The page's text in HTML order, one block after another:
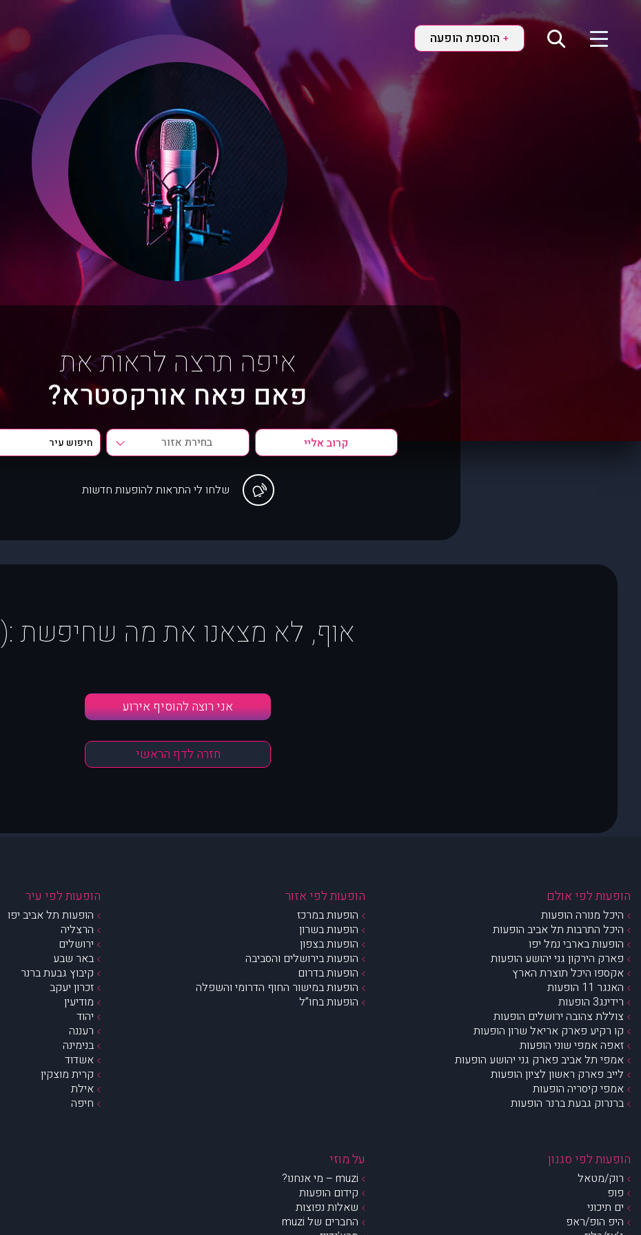
+ הוספת הופעה
איפה תרצה לראות את
פאם פאח אורקסטרא?
בחירת אזור
שלחו לי התראות להופעות חדשות
אוף, לא מצאנו את מה שחיפשת :(
אני רוצה להוסיף אירוע
חזרה לדף הראשי
הופעות לפי אולם
היכל מנורה הופעות
היכל התרבות תל אביב הופעות
הופעות בארבי נמל יפו
פארק הירקון גני יהושע הופעות
אקספו היכל תוצרת הארץ
האנגר 11 הופעות
רידינג3 הופעות
צוללת צהובה ירושלים הופעות
קו רקיע פארק אריאל שרון הופעות
זאפה אמפי שוני הופעות
אמפי תל אביב פארק גני יהושע הופעות
לייב פארק ראשון לציון הופעות
אמפי קיסריה הופעות
ברנרוק גבעת ברנר הופעות
הופעות לפי אזור
הופעות במרכז
הופעות בשרון
הופעות בצפון
הופעות בירושלים והסביבה
הופעות בדרום
הופעות במישור החוף הדרומי והשפלה
הופעות בחו”ל
הופעות לפי עיר
הופעות תל אביב יפו
הרצליה
ירושלים
באר שבע
קיבוץ גבעת ברנר
זכרון יעקב
מודיעין
יהוד
רעננה
בנימינה
אשדוד
קרית מוצקין
אילת
חיפה
הופעות לפי סגנון
רוק/מטאל
פופ
ים תיכוני
היפ הופ/ראפ
על מוזי
muzi – מי אנחנו?
קידום הופעות
שאלות נפוצות
החברים של muzi